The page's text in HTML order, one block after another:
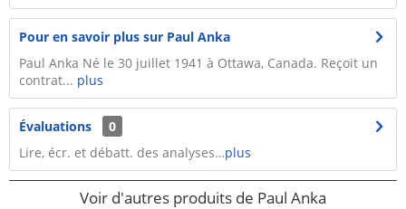
Pour en savoir plus sur Paul Anka
Paul Anka Né le 30 juillet 1941 à Ottawa, Canada. Reçoit un
contrat... plus
Évaluations
0
Lire, écr. et débatt. des analyses…plus
Voir d'autres produits de Paul Anka